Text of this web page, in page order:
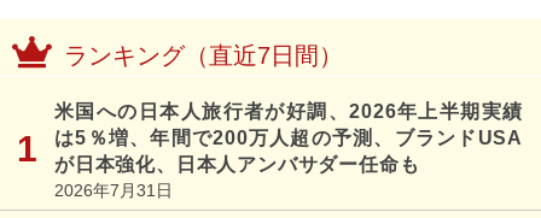
ランキング（直近7日間）
米国への日本人旅行者が好調、2026年上半期実績
は5％増、年間で200万人超の予測、ブランドUSA
が日本強化、日本人アンバサダー任命も
2026年7月31日